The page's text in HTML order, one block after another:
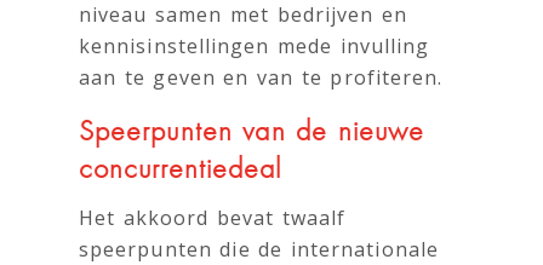
niveau samen met bedrijven en
kennisinstellingen mede invulling
aan te geven en van te profiteren.
Speerpunten van de nieuwe
concurrentiedeal
Het akkoord bevat twaalf
speerpunten die de internationale